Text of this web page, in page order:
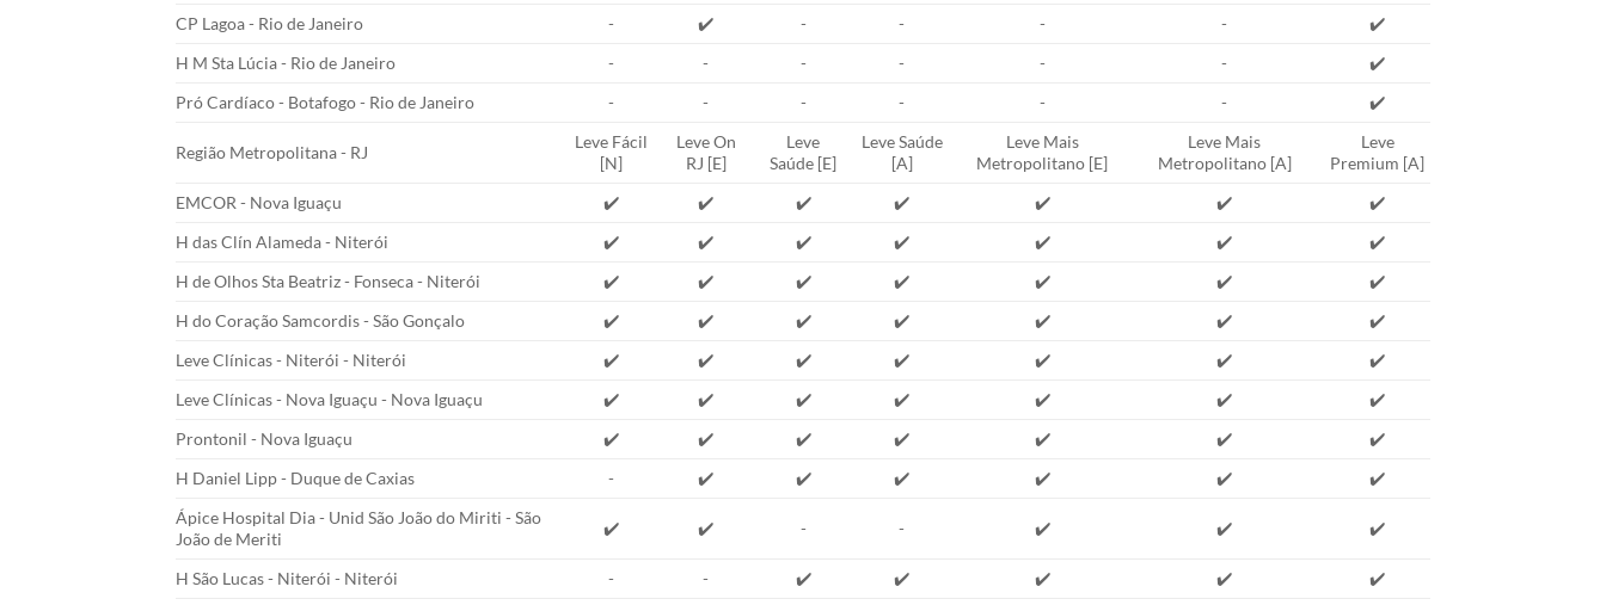
CP Lagoa - Rio de Janeiro
- ✔️ - - - -
✔️
H M Sta Lúcia - Rio de Janeiro
- - - - - -
✔️
Pró Cardíaco - Botafogo - Rio de Janeiro
- - - - - - ✔️
Região Metropolitana - RJ
Leve Fácil
[N]
Leve On
RJ [E]
Leve
Saúde [E]
Leve Saúde
[A]
Leve Mais
Metropolitano [E]
Leve Mais
Metropolitano [A]
Leve
Premium [A]
EMCOR - Nova Iguaçu
✔️ ✔️ ✔️ ✔️ ✔️ ✔️
✔️
H das Clín Alameda - Niterói
✔️ ✔️ ✔️ ✔️ ✔️ ✔️
✔️
H de Olhos Sta Beatriz - Fonseca - Niterói
✔️ ✔️ ✔️ ✔️ ✔️ ✔️
✔️
H do Coração Samcordis - São Gonçalo
✔️ ✔️ ✔️ ✔️ ✔️ ✔️
✔️
Leve Clínicas - Niterói - Niterói
✔️ ✔️ ✔️ ✔️ ✔️ ✔️
✔️
Leve Clínicas - Nova Iguaçu - Nova Iguaçu
✔️ ✔️ ✔️ ✔️ ✔️ ✔️
✔️
Prontonil - Nova Iguaçu
✔️ ✔️ ✔️ ✔️ ✔️ ✔️
✔️
H Daniel Lipp - Duque de Caxias
- ✔️ ✔️ ✔️ ✔️ ✔️
✔️
Ápice Hospital Dia - Unid São João do Miriti - São
João de Meriti
✔️ ✔️ - - ✔️ ✔️ ✔️
H São Lucas - Niterói - Niterói - - ✔️ ✔️ ✔️ ✔️
✔️